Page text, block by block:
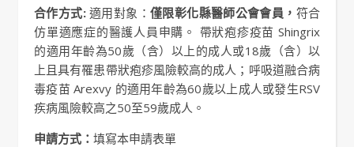
合作方式:適用對象： 僅限彰化縣醫師公會會員， 符合
仿單適應症的醫護人員申購。 帶狀疱疹疫苗 Shingrix
的適用年齡為50歲（含）以上的成人或18歲（含）以
上且具有罹患帶狀疱疹風險較高的成人；呼吸道融合病
毒疫苗 Arexvy 的適用年齡為60歲以上成人或發生RSV
疾病風險較高之50至59歲成人。
申請方式： 填寫本申請表單